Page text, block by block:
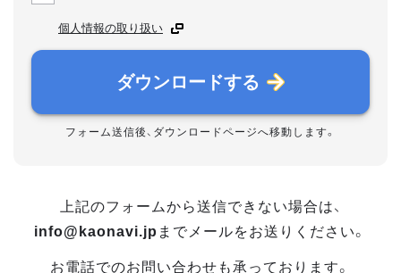
個人情報の取り扱い
ダウンロードする
フォーム送信後、ダウンロードページへ移動します。
上記のフォームから送信できない場合は、
info@kaonavi.jp までメールをお送りください。
お電話でのお問い合わせも承っております。